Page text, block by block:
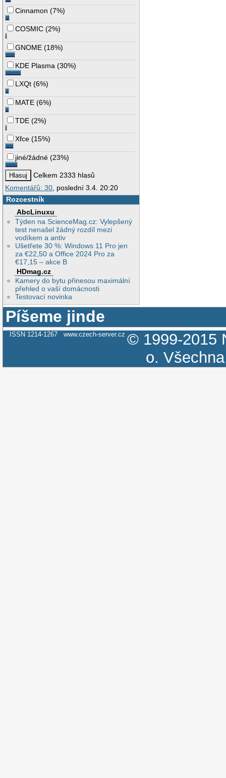
Cinnamon (7%)
COSMIC (2%)
GNOME (18%)
KDE Plasma (30%)
LXQt (6%)
MATE (6%)
TDE (2%)
Xfce (15%)
jiné/žádné (23%)
Celkem 2333 hlasů
Komentářů: 30, poslední 3.4. 20:20
Rozcestník
AbcLinuxu
Týden na ScienceMag.cz: Vylepšený
test nenašel žádný rozdíl mezi
vodíkem a antiv
Ušetřete 30 %: Windows 11 Pro jen
za €22,50 a Office 2024 Pro za
€17,15 – akce B
HDmag.cz
Kamery do bytu přinesou maximální
přehled o vaší domácnosti
Testovací novinka
Píšeme jinde
ISSN 1214-1267 www.czech-server.cz © 1999-2015
o.